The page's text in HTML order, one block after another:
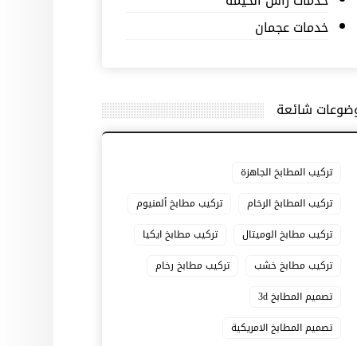
خدمات عجمان
شائعة
تركيب المطابخ الجاهزة
تركيب المطابخ الرخام
تركيب مطابخ ألمنيوم
تركيب مطابخ الوميتال
تركيب مطابخ ايكيا
تركيب مطابخ خشب
تركيب مطابخ رخام
تصميم المطابخ 3d
تصميم المطابخ الامريكية